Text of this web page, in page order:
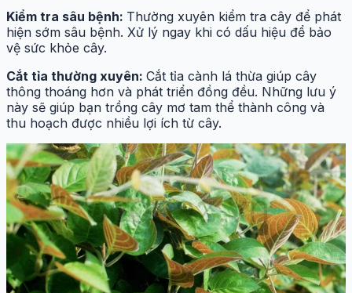
Kiểm tra sâu bệnh: Thường xuyên kiểm tra cây để phát
hiện sớm sâu bệnh. Xử lý ngay khi có dấu hiệu để bảo
vệ sức khỏe cây.
Cắt tỉa thường xuyên: Cắt tỉa cành lá thừa giúp cây
thông thoáng hơn và phát triển đồng đều. Những lưu ý
này sẽ giúp bạn trồng cây mơ tam thể thành công và
thu hoạch được nhiều lợi ích từ cây.